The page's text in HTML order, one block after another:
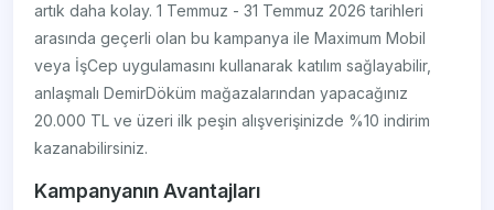
artık daha kolay. 1 Temmuz - 31 Temmuz 2026 tarihleri
arasında geçerli olan bu kampanya ile Maximum Mobil
veya İşCep uygulamasını kullanarak katılım sağlayabilir,
anlaşmalı DemirDöküm mağazalarından yapacağınız
20.000 TL ve üzeri ilk peşin alışverişinizde %10 indirim
kazanabilirsiniz.
Kampanyanın Avantajları